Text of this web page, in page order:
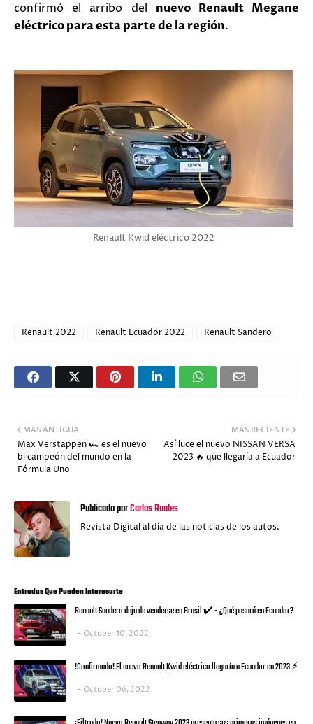
confirmó el arribo del nuevo Renault Megane
eléctrico para esta parte de la región.
Renault Kwid eléctrico 2022
Renault 2022 Renault Ecuador 2022 Renault Sandero
MÁS RECIENTE
Así luce el nuevo NISSAN VERSA
2023 🔥 que llegaría a Ecuador
MÁS ANTIGUA
Max Verstappen 🏎️ es el nuevo
bi campeón del mundo en la
Fórmula Uno
Publicado porCarlos Ruales
Revista Digital al día de las noticias de los autos.
Entradas Que Pueden Interesarte
Renault Sandero deja de venderse en Brasil ✔️ - ¿Qué pasará en Ecuador?
October 10, 2022
!Confirmado! El nuevo Renault Kwid eléctrico llegaría a Ecuador en 2023 ⚡
October 06, 2022